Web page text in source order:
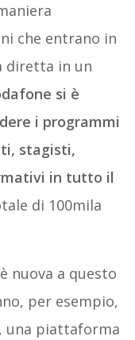
che entrano in
diretta in un
si è
i programmi
stagisti,
in tutto il
di 100mila
nuova a questo
per esempio,
una piattaforma